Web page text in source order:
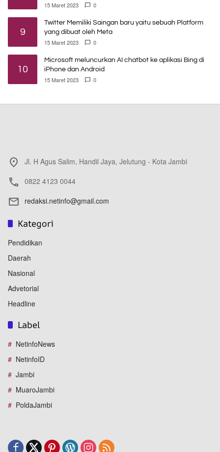
15 Maret 2023 0
9
Twitter Memiliki Saingan baru yaitu sebuah Platform
yang dibuat oleh Meta
15 Maret 2023 0
10
Microsoft meluncurkan AI chatbot ke aplikasi Bing di
iPhone dan Android
15 Maret 2023 0
Jl. H Agus Salim, Handil Jaya, Jelutung - Kota Jambi
0822 4123 0044
redaksi.netinfo@gmail.com
Kategori
Pendidikan
Daerah
Nasional
Advetorial
Headline
Label
NetinfoNews
NetinfoID
Jambi
MuaroJambi
PoldaJambi